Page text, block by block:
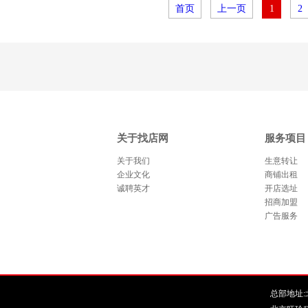
首页 上一页 1 2
关于找店网
关于我们
企业文化
诚聘英才
服务项目
生意转让
商铺出租
开店选址
招商加盟
广告服务
总部地址: